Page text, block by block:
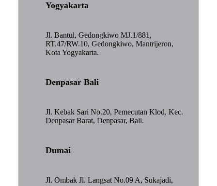
Yogyakarta
Jl. Bantul, Gedongkiwo MJ.1/881,
RT.47/RW.10, Gedongkiwo, Mantrijeron,
Kota Yogyakarta.
Denpasar Bali
Jl. Kebak Sari No.20, Pemecutan Klod, Kec.
Denpasar Barat, Denpasar, Bali.
Dumai
Jl. Ombak Jl. Langsat No.09 A, Sukajadi,